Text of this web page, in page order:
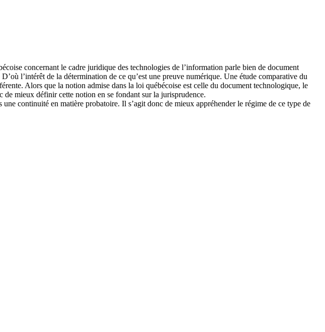
concernant le cadre juridique des technologies de l’information parle bien de document
l’intérêt de la détermination de ce qu’est une preuve numérique. Une étude comparative du
Alors que la notion admise dans la loi québécoise est celle du document technologique, le
mieux définir cette notion en se fondant sur la jurisprudence.
continuité en matière probatoire. Il s’agit donc de mieux appréhender le régime de ce type de